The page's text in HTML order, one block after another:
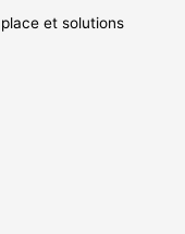
et solutions